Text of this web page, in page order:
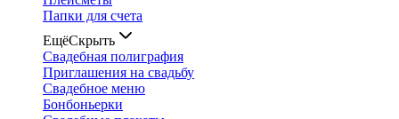
Папки для счета
ЕщёСкрыть
Свадебная полиграфия
Приглашения на свадьбу
Свадебное меню
Бонбоньерки